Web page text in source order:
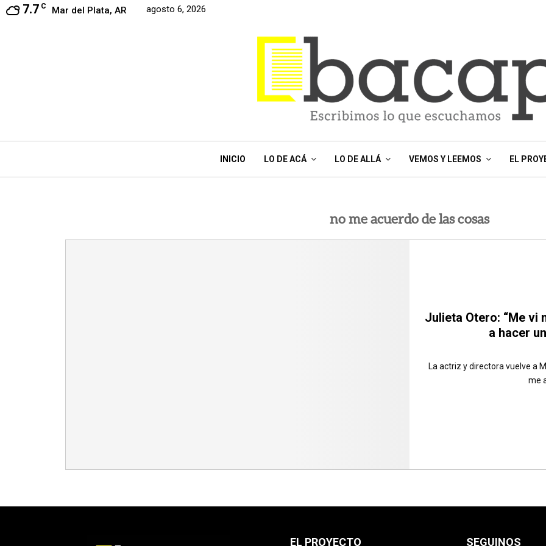
7.7 C Mar del Plata, AR agosto 6, 2026
INICIO LO DE ACÁ LO DE ALLÁ VEMOS Y LEEMOS EL
no me acuerdo de las cosas
Julieta Otero: “Me vi
a hacer
La actriz y directora vuelve a
me
EL PROYECTO SEGUINOS